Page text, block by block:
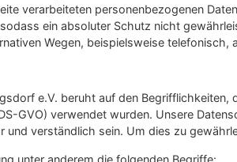
verarbeiteten personenbezogenen
ein absoluter Schutz nicht
Wegen, beispielsweise telefonisch,
e.V. beruht auf den
GVO) verwendet wurden. Unsere
und verständlich sein. Um dies zu
unter anderem die folgenden Begriffe: